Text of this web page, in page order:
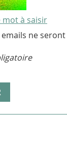
mot à saisir
emails ne